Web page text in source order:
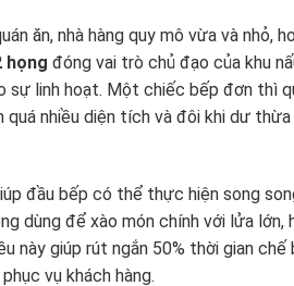
ăn, nhà hàng quy mô vừa và nhỏ,
họng đóng vai trò chủ đạo của khu
sự linh hoạt. Một chiếc bếp đơn thì
quá nhiều diện tích và đôi khi dư
đầu bếp có thể thực hiện song
dùng để xào món chính với lửa lớn,
này giúp rút ngắn 50% thời gian chế
vụ khách hàng.